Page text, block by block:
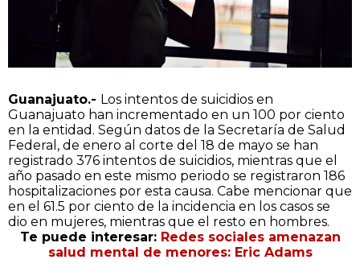
Guanajuato.- Los intentos de suicidios en
Guanajuato han incrementado en un 100 por ciento
en la entidad. Según datos de la Secretaría de Salud
Federal, de enero al corte del 18 de mayo se han
registrado 376 intentos de suicidios, mientras que el
año pasado en este mismo periodo se registraron 186
hospitalizaciones por esta causa. Cabe mencionar que
en el 61.5 por ciento de la incidencia en los casos se
dio en mujeres, mientras que el resto en hombres.
Te puede interesar: Redes sociales amenazan
salud mental de menores: Eric Adams